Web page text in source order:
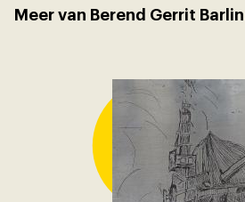
Meer van Berend Gerrit